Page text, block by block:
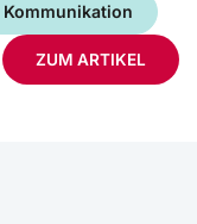
Kommunikation
ZUM ARTIKEL